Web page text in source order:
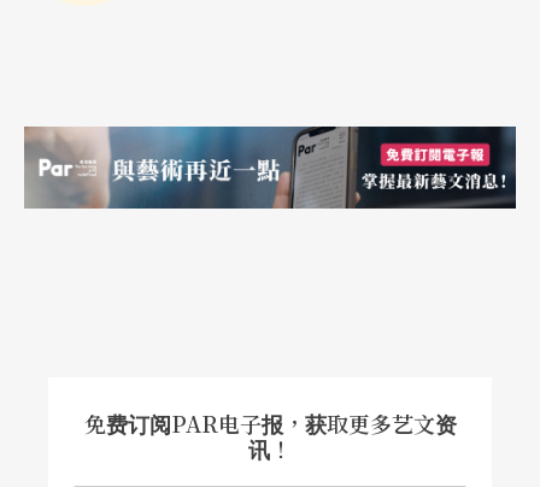
○一二年俄文版《暴风雨》之后，与你同行剧团此
次将带著另一批年轻且充满活力的英国演员来台演
出《罪．爱》。与你同行剧团自一九八一年成团以
士一世的背景转换至现代；原剧的空间背景随故事
发展转换，而与你同行剧团搬演的版本则将主要表
免费订阅PAR电子报，获取更多艺文资
讯！